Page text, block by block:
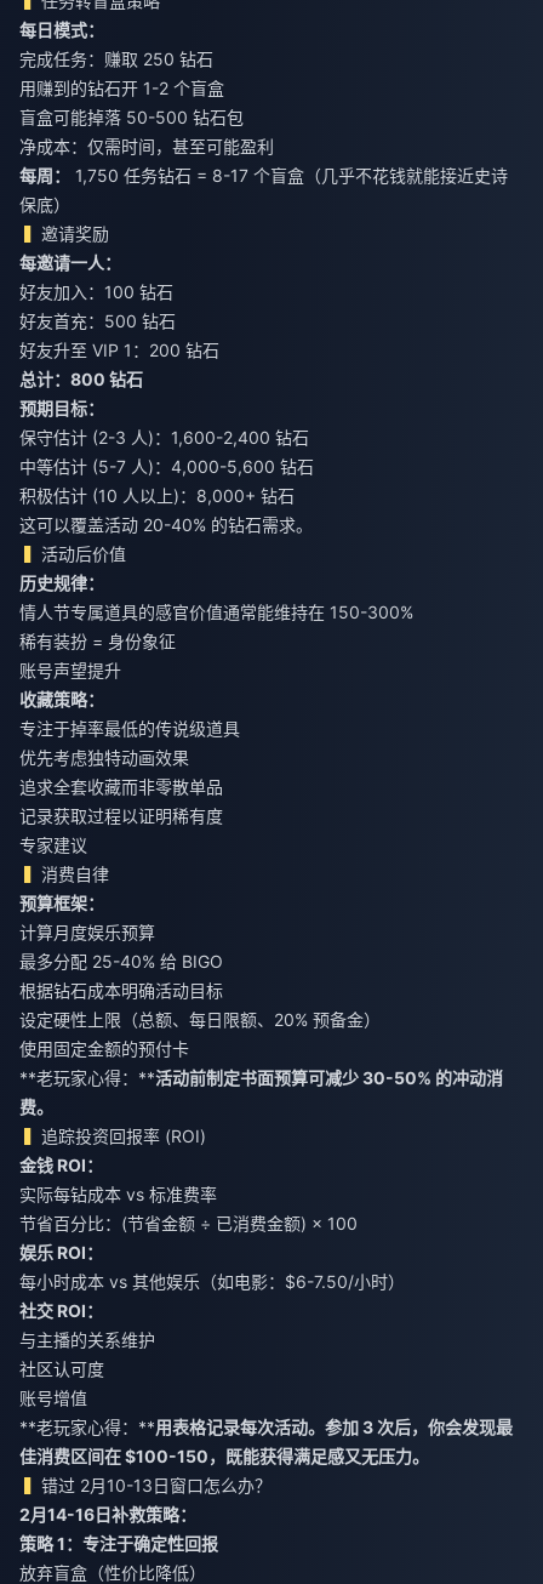
每日模式：
完成任务：赚取 250 钻石
用赚到的钻石开 1-2 个盲盒
盲盒可能掉落 50-500 钻石包
净成本：仅需时间，甚至可能盈利
每周：
1,750 任务钻石 = 8-17 个盲盒（几乎不花钱就能接近史诗
保底）
邀请奖励
每邀请一人：
好友加入：100 钻石
好友首充：500 钻石
好友升至 VIP 1：200 钻石
总计：800 钻石
预期目标：
保守估计 (2-3 人)：1,600-2,400 钻石
中等估计 (5-7 人)：4,000-5,600 钻石
积极估计 (10 人以上)：8,000+ 钻石
这可以覆盖活动 20-40% 的钻石需求。
活动后价值
历史规律：
情人节专属道具的感官价值通常能维持在 150-300%
稀有装扮 = 身份象征
账号声望提升
收藏策略：
专注于掉率最低的传说级道具
优先考虑独特动画效果
追求全套收藏而非零散单品
记录获取过程以证明稀有度
专家建议
消费自律
预算框架：
计算月度娱乐预算
最多分配 25-40% 给 BIGO
根据钻石成本明确活动目标
设定硬性上限（总额、每日限额、20% 预备金）
使用固定金额的预付卡
**老玩家心得：**活动前制定书面预算可减少 30-50% 的冲动消
费。
追踪投资回报率 (ROI)
金钱 ROI：
实际每钻成本 vs 标准费率
节省百分比：(节省金额 ÷ 已消费金额) × 100
娱乐 ROI：
每小时成本 vs 其他娱乐（如电影：$6-7.50/小时）
社交 ROI：
与主播的关系维护
社区认可度
账号增值
**老玩家心得：**用表格记录每次活动。参加 3 次后，你会发现最
佳消费区间在 $100-150，既能获得满足感又无压力。
错过 2月10-13日窗口怎么办？
2月14-16日补救策略：
策略 1：专注于确定性回报
放弃盲盒（性价比降低）